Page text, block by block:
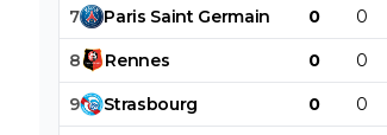
7 Paris Saint Germain 0 0
8 Rennes 0 0
9 Strasbourg 0 0